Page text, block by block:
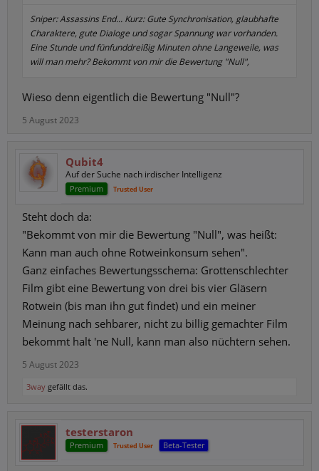
Sniper: Assassins End... Kurz: Gute Synchronisation, glaubhafte
Charaktere, gute Dialoge und sogar Spannung war vorhanden.
Eine Stunde und fünfunddreißig Minuten ohne Langeweile, was
will man mehr? Bekommt von mir die Bewertung "Null",
Wieso denn eigentlich die Bewertung "Null"?
5 August 2023
Qubit4
Auf der Suche nach irdischer Intelligenz
Premium Trusted User
Steht doch da:
"Bekommt von mir die Bewertung "Null", was heißt:
Kann man auch ohne Rotweinkonsum sehen".
Ganz einfaches Bewertungsschema: Grottenschlechter
Film gibt eine Bewertung von drei bis vier Gläsern
Rotwein (bis man ihn gut findet) und ein meiner
Meinung nach sehbarer, nicht zu billig gemachter Film
bekommt halt 'ne Null, kann man also nüchtern sehen.
5 August 2023
3way gefällt das.
testerstaron
Premium Trusted User Beta-Tester